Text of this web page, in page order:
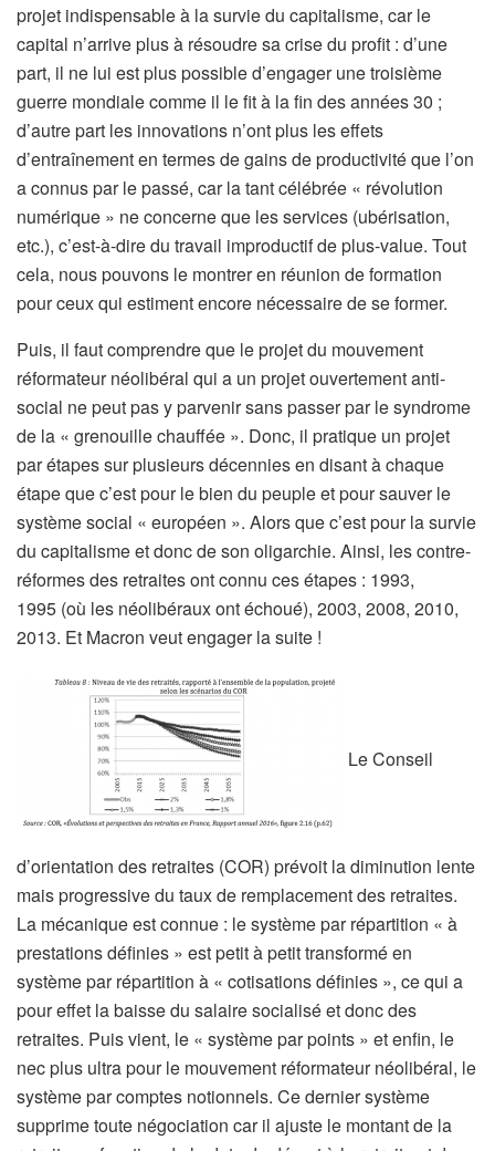
projet indispensable à la survie du capitalisme, car le
capital n’arrive plus à résoudre sa crise du profit : d’une
part, il ne lui est plus possible d’engager une troisième
guerre mondiale comme il le fit à la fin des années 30 ;
d’autre part les innovations n’ont plus les effets
d’entraînement en termes de gains de productivité que l’on
a connus par le passé, car la tant célébrée « révolution
numérique » ne concerne que les services (ubérisation,
etc.), c’est-à-dire du travail improductif de plus-value. Tout
cela, nous pouvons le montrer en réunion de formation
pour ceux qui estiment encore nécessaire de se former.
Puis, il faut comprendre que le projet du mouvement
réformateur néolibéral qui a un projet ouvertement anti-
social ne peut pas y parvenir sans passer par le syndrome
de la « grenouille chauffée ». Donc, il pratique un projet
par étapes sur plusieurs décennies en disant à chaque
étape que c’est pour le bien du peuple et pour sauver le
système social « européen ». Alors que c’est pour la survie
du capitalisme et donc de son oligarchie. Ainsi, les contre-
réformes des retraites ont connu ces étapes : 1993,
1995 (où les néolibéraux ont échoué), 2003, 2008, 2010,
2013. Et Macron veut engager la suite !
Le Conseil
d’orientation des retraites (COR) prévoit la diminution lente
mais progressive du taux de remplacement des retraites.
La mécanique est connue : le système par répartition « à
prestations définies » est petit à petit transformé en
système par répartition à « cotisations définies », ce qui a
pour effet la baisse du salaire socialisé et donc des
retraites. Puis vient, le « système par points » et enfin, le
nec plus ultra pour le mouvement réformateur néolibéral, le
système par comptes notionnels. Ce dernier système
supprime toute négociation car il ajuste le montant de la